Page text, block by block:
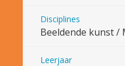
Disciplines
Beeldende kunst /
Leerjaar